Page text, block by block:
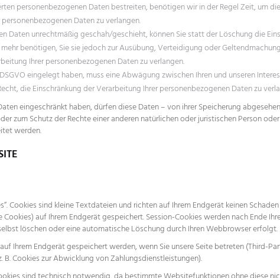
personenbezogenen Daten bestreiten, benötigen wir in der Regel Zeit, um
Daten zu verlangen.
Daten unrechtmäßig geschah/geschieht, können Sie statt der Löschung die
benötigen, Sie sie jedoch zur Ausübung, Verteidigung oder
Ihrer personenbezogenen Daten zu verlangen.
eingelegt haben, muss eine Abwägung zwischen Ihren und unseren
die Einschränkung der Verarbeitung Ihrer personenbezogenen Daten zu
eingeschränkt haben, dürfen diese Daten – von ihrer Speicherung
zum Schutz der Rechte einer anderen natürlichen oder juristischen Person
werden.
Cookies sind kleine Textdateien und richten auf Ihrem Endgerät keinen
auf Ihrem Endgerät gespeichert. Session-Cookies werden nach Ende
löschen oder eine automatische Löschung durch Ihren Webbrowser erfolgt.
Ihrem Endgerät gespeichert werden, wenn Sie unsere Seite betreten (Third-
Cookies zur Abwicklung von Zahlungsdienstleistungen).